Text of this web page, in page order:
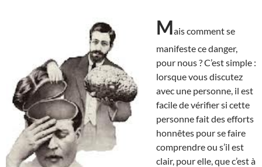
Mais comment se
manifeste ce danger,
pour nous ? C’est simple :
lorsque vous discutez
avec une personne, il est
facile de vérifier si cette
personne fait des efforts
honnêtes pour se faire
comprendre ou s’il est
clair, pour elle, que c’est à